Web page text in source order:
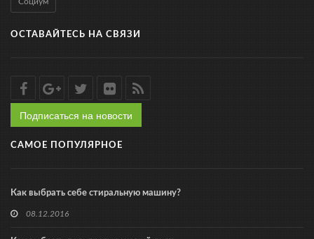
ОСТАВАЙТЕСЬ НА СВЯЗИ
Подписаться на новости
САМОЕ ПОПУЛЯРНОЕ
Как выбрать себе стиральную машину?
08.12.2016